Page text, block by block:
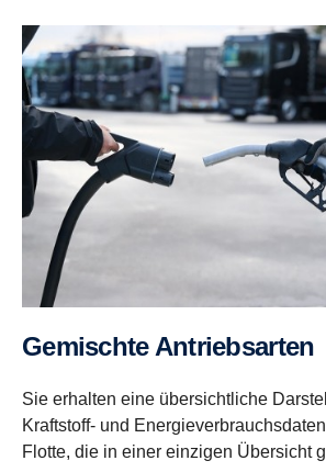
Gemischte Antriebs­arten
Sie erhalten eine übersichtliche
Kraftstoff- und
Flotte, die in einer einzigen Übersicht